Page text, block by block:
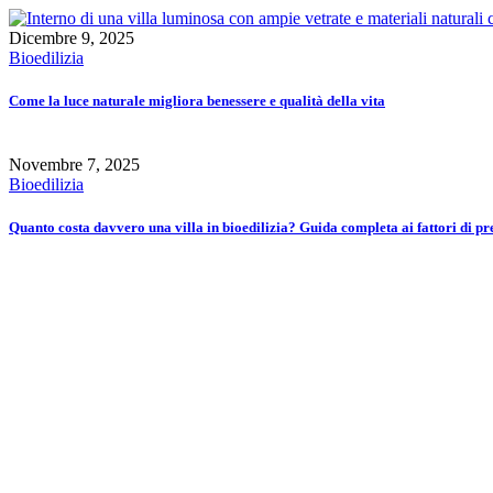
Dicembre 9, 2025
Bioedilizia
Come la luce naturale migliora benessere e qualità della vita
Novembre 7, 2025
Bioedilizia
Quanto costa davvero una villa in bioedilizia? Guida completa ai fattori di